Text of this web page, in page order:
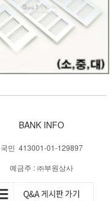
BANK INFO
국민 413001-01-129897
예금주 : ㈜부원상사